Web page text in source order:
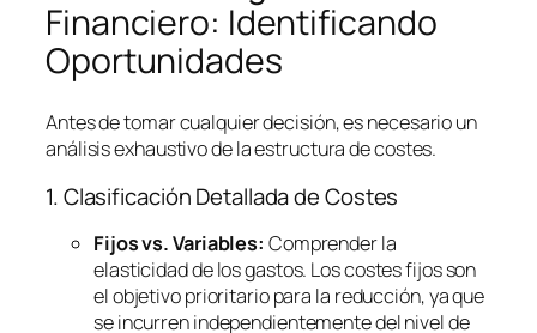
Financiero: Identificando
Oportunidades
Antes de tomar cualquier decisión, es necesario un
análisis exhaustivo de la estructura de costes.
1. Clasificación Detallada de Costes
Fijos vs. Variables: Comprender la
elasticidad de los gastos. Los costes fijos son
el objetivo prioritario para la reducción, ya que
se incurren independientemente del nivel de